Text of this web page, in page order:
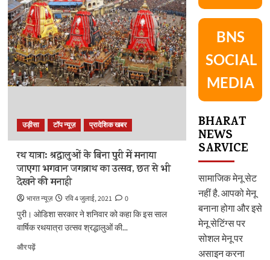
मंदिर
भक्तों
के
लिए
खुला,
पुलिस
ने
प्रतिक्रिया
में
और
पढ़ें
उड़ीसा टॉप न्यूज़ प्रादेशिक खबर
रथ यात्रा: श्रद्धालुओं के बिना पुरी में मनाया
जाएगा भगवान जगन्नाथ का उत्सव, छत से भी
देखने की मनाही
भारत न्यूज़ रवि 4 जुलाई, 2021
0
पुरी। ओडिशा सरकार ने शनिवार को कहा कि इस साल
वार्षिक रथयात्रा उत्सव श्रद्धालुओं की...
और पढ़ेंरथ
BNS
SOCIAL
MEDIA
BHARAT
NEWS
SARVICE
सामाजिक मेनू सेट
नहीं है. आपको मेनू
बनाना होगा और इसे
मेनू सेटिंग्स पर
सोशल मेनू पर
असाइन करना